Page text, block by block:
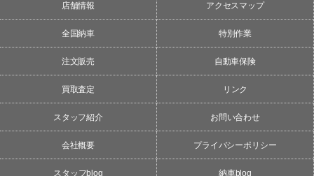
店舗情報 アクセスマップ
全国納車 特別作業
注文販売 自動車保険
買取査定 リンク
スタッフ紹介 お問い合わせ
会社概要 プライバシーポリシー
スタッフblog 納車blog